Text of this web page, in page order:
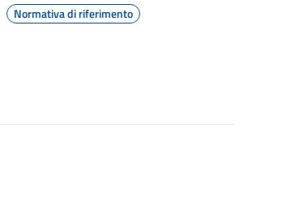
Normativa di riferimento